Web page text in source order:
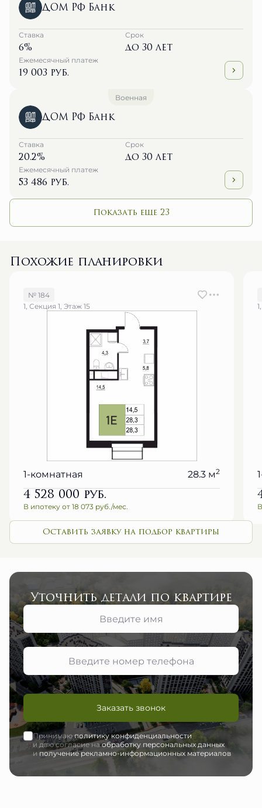
ДОМ РФ Банк
Ставка
6%
Срок
до 30 лет
Ежемесячный платеж
19 003 руб.
Военная
ДОМ РФ Банк
Ставка
20.2%
Срок
до 30 лет
Ежемесячный платеж
53 486 руб.
Показать еще 23
Похожие планировки
№ 184
1, Секция 1, Этаж 15
1-комнатная 28.3 м2
4 528 000руб.
В ипотеку от 18 073 руб./мес.
Оставить заявку на подбор квартиры
Уточнить детали по квартире
Заказать звонок
Принимаюполитику конфиденциальности
и даю согласие наобработку персональных данных
иполучение рекламно-информационных материалов